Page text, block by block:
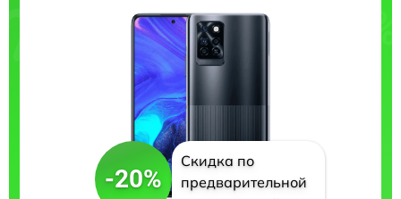
-20%
Скидка по
предварительной